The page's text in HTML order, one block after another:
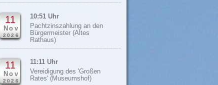
11
Nov
2026
10:51 Uhr
Pachtzinszahlung an den
Bürgermeister (Altes
Rathaus)
11
Nov
2026
11:11 Uhr
Vereidigung des 'Großen
Rates' (Museumshof)